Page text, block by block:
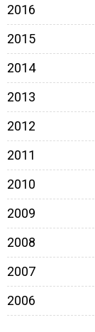
2016
2015
2014
2013
2012
2011
2010
2009
2008
2007
2006